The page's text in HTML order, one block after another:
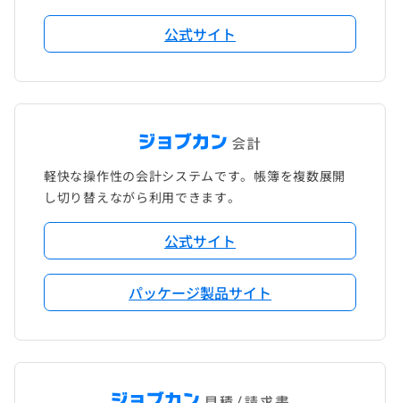
公式サイト
軽快な操作性の会計システムです。帳簿を複数展開
し切り替えながら利用できます。
公式サイト
パッケージ製品サイト